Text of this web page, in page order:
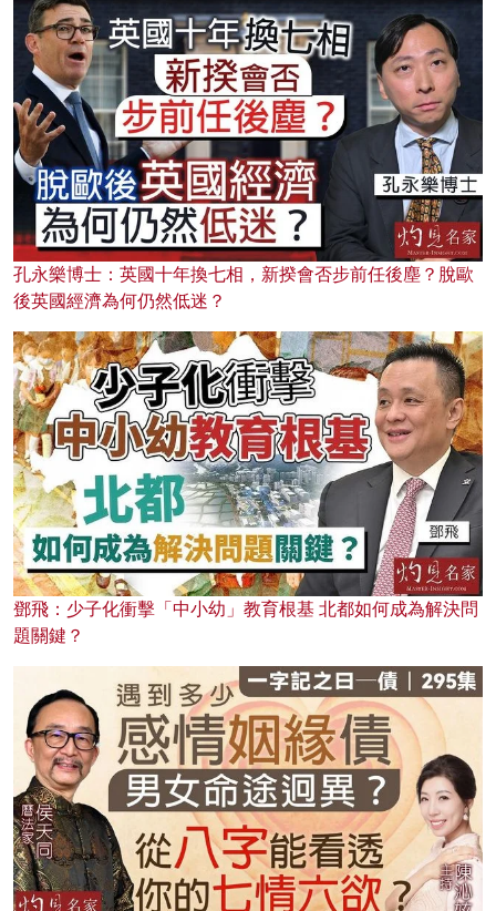
孔永樂博士：英國十年換七相，新揆會否步前任後塵？脫歐
後英國經濟為何仍然低迷？
鄧飛：少子化衝擊「中小幼」教育根基 北都如何成為解決問
題關鍵？